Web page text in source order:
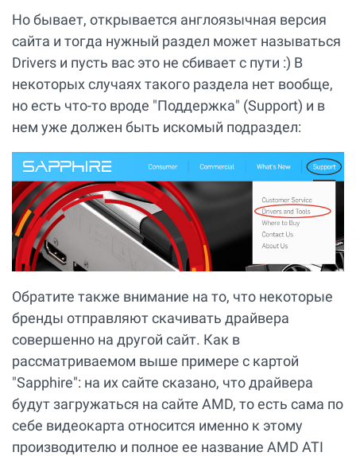
Но бывает, открывается англоязычная версия
сайта и тогда нужный раздел может называться
Drivers и пусть вас это не сбивает с пути :) В
некоторых случаях такого раздела нет вообще,
но есть что-то вроде "Поддержка" (Support) и в
нем уже должен быть искомый подраздел:
Обратите также внимание на то, что некоторые
бренды отправляют скачивать драйвера
совершенно на другой сайт. Как в
рассматриваемом выше примере с картой
"Sapphire": на их сайте сказано, что драйвера
будут загружаться на сайте AMD, то есть сама по
себе видеокарта относится именно к этому
производителю и полное ее название AMD ATI